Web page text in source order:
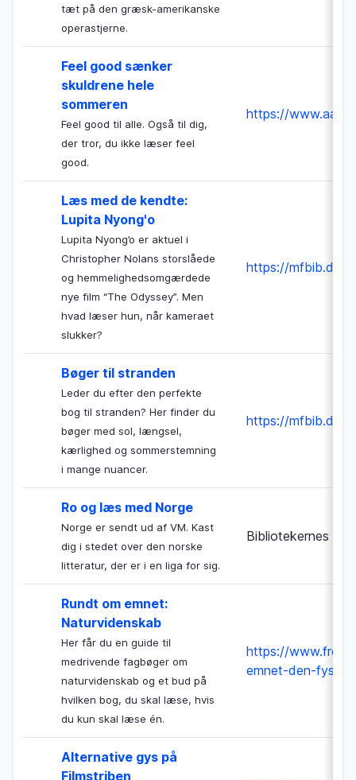
tæt på den græsk-amerikanske
operastjerne.
Feel good sænker
skuldrene hele
sommeren
Feel good til alle. Også til dig,
der tror, du ikke læser feel
good.
https://
Læs med de kendte:
Lupita Nyong'o
Lupita Nyong’o er aktuel i
Christopher Nolans storslåede
og hemmelighedsomgærdede
nye film “The Odyssey”. Men
hvad læser hun, når kameraet
slukker?
https://mfbib.dk/
Bøger til stranden
Leder du efter den perfekte
bog til stranden? Her finder du
bøger med sol, længsel,
kærlighed og sommerstemning
i mange nuancer.
https://mfbib.dk/
Ro og læs med Norge
Norge er sendt ud af VM. Kast
dig i stedet over den norske
litteratur, der er i en liga for sig.
Bibliotekernes
Rundt om emnet:
Naturvidenskab
Her får du en guide til
medrivende fagbøger om
naturvidenskab og et bud på
hvilken bog, du skal læse, hvis
du kun skal læse én.
https://
emnet-den-
Alternative gys på
Filmstriben